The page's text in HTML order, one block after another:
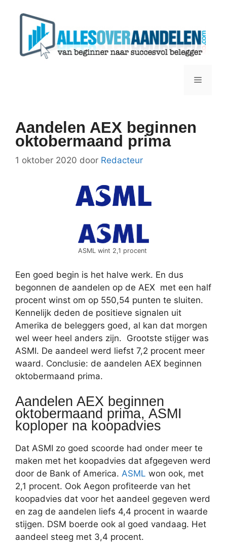
Menu
Aandelen AEX beginnen
oktobermaand prima
1 oktober 2020 door Redacteur
ASML wint 2,1 procent
Een goed begin is het halve werk. En dus
begonnen de aandelen op de AEX met een half
procent winst om op 550,54 punten te sluiten.
Kennelijk deden de positieve signalen uit
Amerika de beleggers goed, al kan dat morgen
wel weer heel anders zijn. Grootste stijger was
ASMI. De aandeel werd liefst 7,2 procent meer
waard. Conclusie: de aandelen AEX beginnen
oktobermaand prima.
Aandelen AEX beginnen
oktobermaand prima, ASMI
koploper na koopadvies
Dat ASMI zo goed scoorde had onder meer te
maken met het koopadvies dat afgegeven werd
door de Bank of America. ASML won ook, met
2,1 procent. Ook Aegon profiteerde van het
koopadvies dat voor het aandeel gegeven werd
en zag de aandelen liefs 4,4 procent in waarde
stijgen. DSM boerde ook al goed vandaag. Het
aandeel steeg met 3,4 procent.